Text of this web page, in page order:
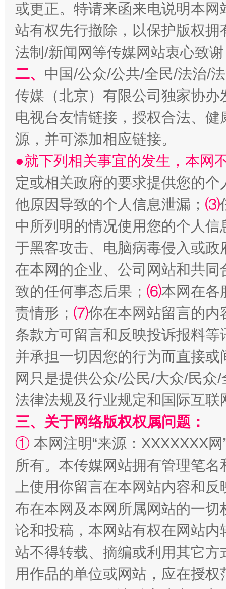
春天里的科技盛宴
巳巳如意，开工大吉！ 三轮
或更正。特请来函来电说明本
站有权先行撤除，以保护版权
法制/新闻网等传媒网站衷心致
二、 中国/公众/公共/全民/法治/
传媒（北京）有限公司独家协
电视台友情链接，授权合法、
源，并可添加相应链接。
●就下列相关事宜的发生，本网
定或相关政府的要求提供您的个
他原因导致的个人信息泄漏； ⑶
中所列明的情况使用您的个人
于黑客攻击、电脑病毒侵入或
在本网的企业、公司网站和共
致的任何事态后果； ⑹本网在各
责情形； ⑺你在本网站留言的内
条款方可留言和反映投诉报料
并承担一切因您的行为而直接
网只是提供公众/公民/大众/民
法律法规及行业规定和国际互
三、关于网络版权权属问题：
① 本网注明“来源：XXXXXXX
所有。本传媒网站拥有管理笔
上使用你留言在本网站内容和
布在本网及本网所属网站的一
论和投稿，本网站有权在网站
站不得转载、摘编或利用其它
用作品的单位或网站，应在授